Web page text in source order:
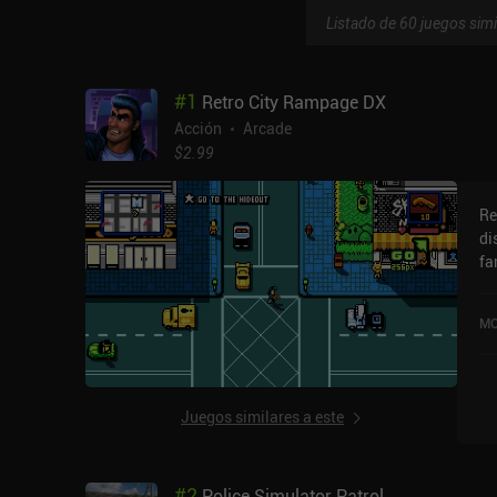
Listado de 60 juegos
#1 Retro City Rampage DX
Acción
Arcade
$2.99
Juegos similares a este